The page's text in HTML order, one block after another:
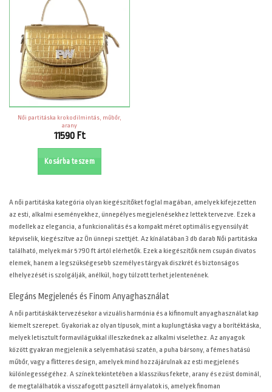
Női partitáska krokodilmintás, műbőr,
arany
11590 Ft
Kosárba teszem
A női partitáska kategória olyan kiegészítőket foglal magában, amelyek kifejezetten
az esti, alkalmi eseményekhez, ünnepélyes megjelenésekhez lettek tervezve. Ezek a
modellek az elegancia, a funkcionalitás és a kompakt méret optimális egyensúlyát
képviselik, kiegészítve az Ön ünnepi szettjét. Az kínálatában 3 db darab Női partitáska
található, melyek már 5 790 ft ártól elérhetők. Ezek a kiegészítők nem csupán divatos
elemek, hanem a legszükségesebb személyes tárgyak diszkrét és biztonságos
elhelyezését is szolgálják, anélkül, hogy túlzott terhet jelentenének.
Elegáns Megjelenés és Finom Anyaghasználat
A női partitáskák tervezésekor a vizuális harmónia és a kifinomult anyaghasználat kap
kiemelt szerepet. Gyakoriak az olyan típusok, mint a kuplungtáska vagy a borítéktáska,
melyek letisztult formavilágukkal illeszkednek az alkalmi viselethez. Az anyagok
között gyakran megjelenik a selyemhatású szatén, a puha bársony, a fémes hatású
műbőr, vagy a flitteres design, amelyek mind hozzájárulnak az esti megjelenés
különlegességéhez. A színek tekintetében a klasszikus fekete, arany és ezüst dominál,
de megtalálhatók a visszafogott pasztell árnyalatok is, amelyek finoman